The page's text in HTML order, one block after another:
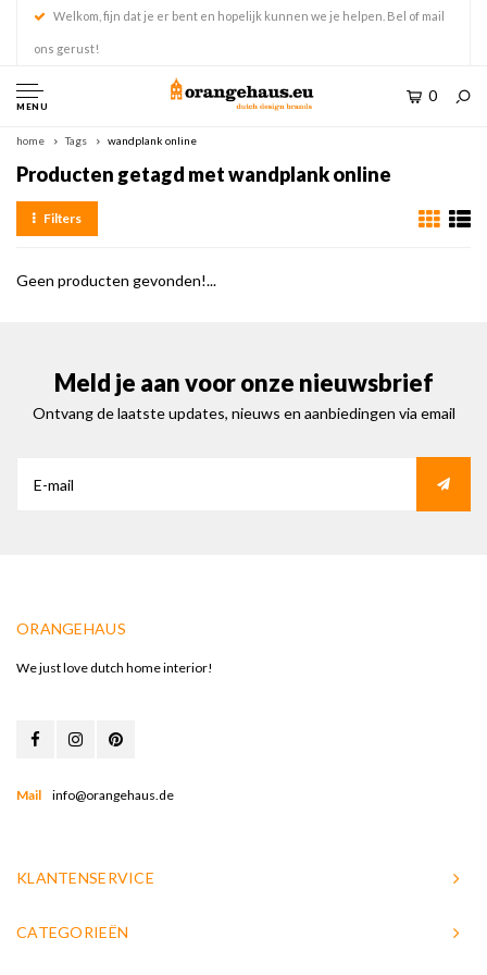
Welkom, fijn dat je er bent en hopelijk kunnen we je helpen. Bel of mail
ons gerust!
MENU
0
home Tags wandplank online
Producten getagd met wandplank online
Filters
Geen producten gevonden!...
Meld je aan voor onze nieuwsbrief
Ontvang de laatste updates, nieuws en aanbiedingen via email
ORANGEHAUS
We just love dutch home interior!
Mail info@orangehaus.de
KLANTENSERVICE
CATEGORIEËN